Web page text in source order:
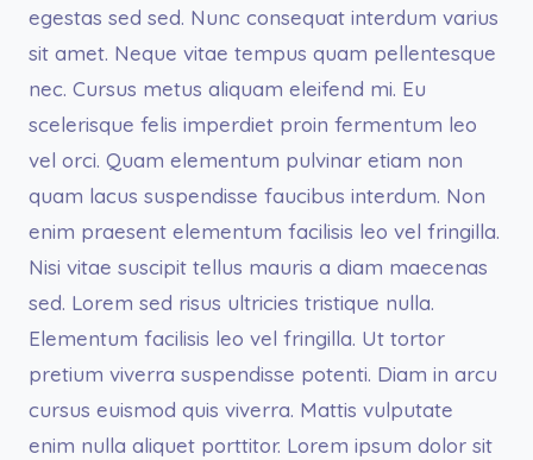
egestas sed sed. Nunc consequat interdum varius
sit amet. Neque vitae tempus quam pellentesque
nec. Cursus metus aliquam eleifend mi. Eu
scelerisque felis imperdiet proin fermentum leo
vel orci. Quam elementum pulvinar etiam non
quam lacus suspendisse faucibus interdum. Non
enim praesent elementum facilisis leo vel fringilla.
Nisi vitae suscipit tellus mauris a diam maecenas
sed. Lorem sed risus ultricies tristique nulla.
Elementum facilisis leo vel fringilla. Ut tortor
pretium viverra suspendisse potenti. Diam in arcu
cursus euismod quis viverra. Mattis vulputate
enim nulla aliquet porttitor. Lorem ipsum dolor sit